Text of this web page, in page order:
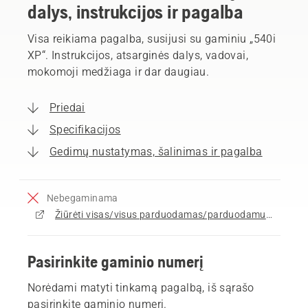
dalys, instrukcijos ir pagalba
Visa reikiama pagalba, susijusi su gaminiu „540i
XP“. Instrukcijos, atsarginės dalys, vadovai,
mokomoji medžiaga ir dar daugiau.
Priedai
Specifikacijos
Gedimų nustatymas, šalinimas ir pagalba
Nebegaminama
Žiūrėti visas/visus parduodamas/parduodamus Grandininiai pjūklai
Pasirinkite gaminio numerį
Norėdami matyti tinkamą pagalbą, iš sąrašo
pasirinkite gaminio numerį.